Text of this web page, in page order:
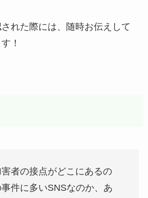
れた際には、随時お伝えして
！
者の接点がどこにあるの
件に多いSNSなのか、あ